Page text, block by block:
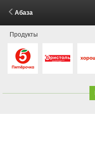
Абаза
Продукты